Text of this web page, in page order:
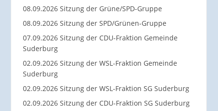
08.09.2026 Sitzung der Grüne/SPD-Gruppe
08.09.2026 Sitzung der SPD/Grünen-Gruppe
07.09.2026 Sitzung der CDU-Fraktion Gemeinde
Suderburg
02.09.2026 Sitzung der WSL-Fraktion Gemeinde
Suderburg
02.09.2026 Sitzung der WSL-Fraktion SG Suderburg
02.09.2026 Sitzung der CDU-Fraktion SG Suderburg